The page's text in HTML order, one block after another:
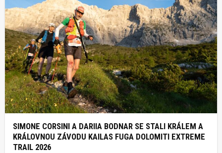
SIMONE CORSINI A DARIIA BODNAR SE STALI KRÁLEM A
KRÁLOVNOU ZÁVODU KAILAS FUGA DOLOMITI EXTREME
TRAIL 2026